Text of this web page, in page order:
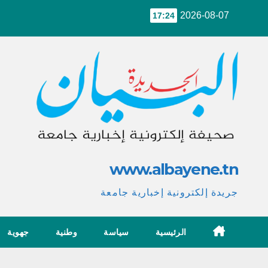
2026-08-07
17:24
www.albayene.tn
جريدة إلكترونية إخبارية جامعة
الرئيسية سياسة وطنية جهوية